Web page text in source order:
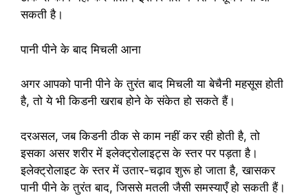
सकती है।
पानी पीने के बाद मिचली आना
अगर आपको पानी पीने के तुरंत बाद मिचली या बेचैनी महसूस होती
है, तो ये भी किडनी खराब होने के संकेत हो सकते हैं।
दरअसल, जब किडनी ठीक से काम नहीं कर रही होती है, तो
इसका असर शरीर में इलेक्ट्रोलाइट्स के स्तर पर पड़ता है।
इलेक्ट्रोलाइट के स्तर में उतार-चढ़ाव शुरू हो जाता है, खासकर
पानी पीने के तुरंत बाद, जिससे मतली जैसी समस्याएँ हो सकती हैं।